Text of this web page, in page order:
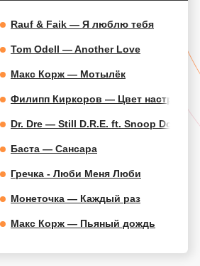
Rauf & Faik — Я люблю тебя
Tom Odell — Another Love
Макс Корж — Мотылёк
Филипп Киркоров — Цвет настроения
Dr. Dre — Still D.R.E. ft. Snoop Dogg
Баста — Сансара
Гречка - Люби Меня Люби
Монеточка — Каждый раз
Макс Корж — Пьяный дождь